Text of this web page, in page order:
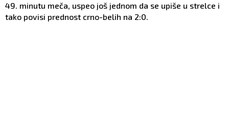
49. minutu meča, uspeo još jednom da se upiše u strelce i
tako povisi prednost crno-belih na 2:0.